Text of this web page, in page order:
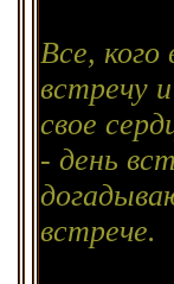
Все,
встречу
свое
- день
встрече.